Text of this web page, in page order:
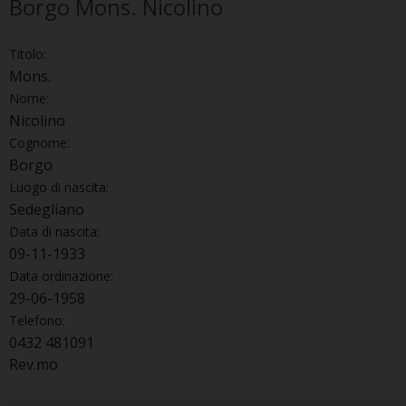
Borgo Mons. Nicolino
Titolo:
Mons.
Nome:
Nicolino
Cognome:
Borgo
Luogo di nascita:
Sedegliano
Data di nascita:
09-11-1933
Data ordinazione:
29-06-1958
Telefono:
0432 481091
Rev.mo